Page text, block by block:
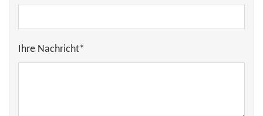
Ihre Nachricht*